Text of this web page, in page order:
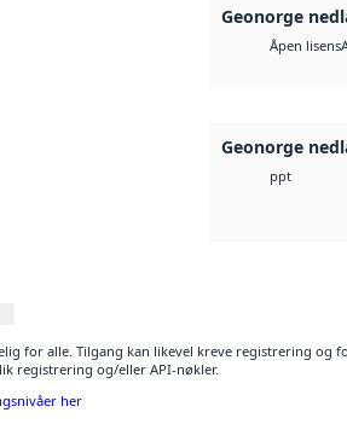
Geonorge
Åpen lisens
Geonorge
ppt
for alle. Tilgang kan likevel kreve registrering og
registrering og/eller API-nøkler.
her